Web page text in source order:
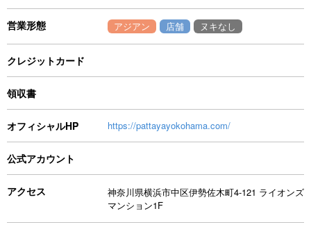
営業形態 アジアン 店舗 ヌキなし
クレジットカード
領収書
オフィシャルHP https://pattayayokohama.com/
公式アカウント
アクセス
神奈川県横浜市中区伊勢佐木町4-121 ライオンズ
マンション1F